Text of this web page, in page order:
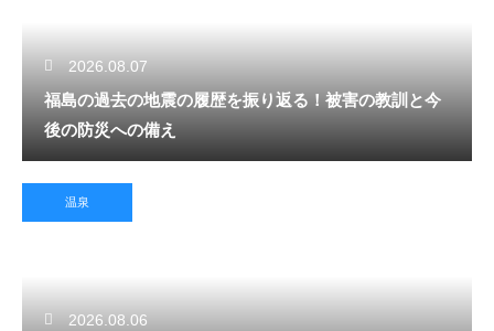
2026.08.07
福島の過去の地震の履歴を振り返る！被害の教訓と今
後の防災への備え
温泉
2026.08.06